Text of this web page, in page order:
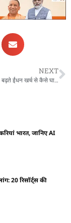
NEXT
जानिए IndiGo को बढ़ते ईंधन खर्च से कैसे घाटा?
भारत, जानिए AI
20 रिसॉर्ट्स की